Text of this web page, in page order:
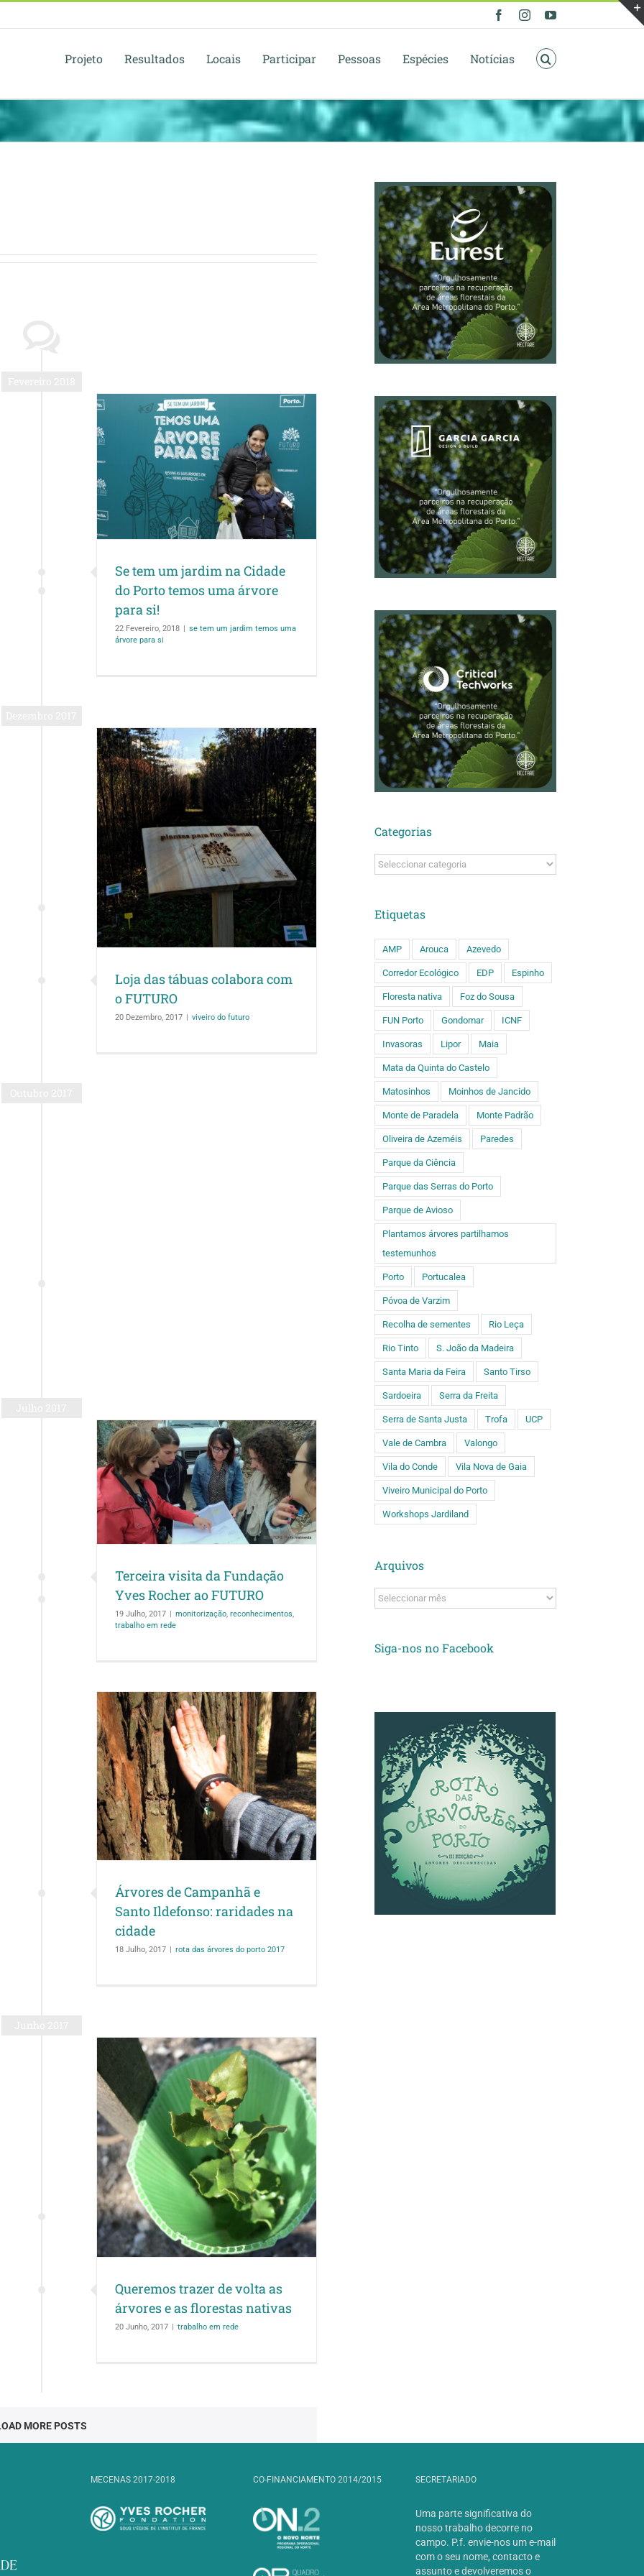
FacebookInstagramYouTube
Projeto Resultados Locais Participar Pessoas Espécies Notícias
Cidade do
para si!
árvore para si
Se tem um jardim na Cidade
do Porto temos uma árvore
para si!
22 Fevereiro, 2018
se tem um jardim temos uma
árvore para si
com o
Loja das tábuas colabora com
o FUTURO
20 Dezembro, 2017 | viveiro do futuro
Yves
Terceira visita da Fundação
Yves Rocher ao FUTURO
19 Julho, 2017 | monitorização,reconhecimentos,
trabalho em rede
Árvores de Campanhã e
Santo Ildefonso: raridades na
cidade
18 Julho, 2017 rota das árvores do porto 2017
volta as
nativas
Queremos trazer de volta as
árvores e as florestas nativas
20 Junho, 2017 | trabalho em rede
MORE POSTS
Categorias
Categorias
Etiquetas
AMP Arouca Azevedo
Corredor Ecológico EDP Espinho
Floresta nativa Foz do Sousa
FUN Porto Gondomar ICNF
Invasoras Lipor Maia
Mata da Quinta do Castelo
Matosinhos Moinhos de Jancido
Monte de Paradela Monte Padrão
Oliveira de Azeméis Paredes
Parque da Ciência
Parque das Serras do Porto
Parque de Avioso
Plantamos árvores partilhamos
testemunhos
Porto Portucalea
Póvoa de Varzim
Recolha de sementes Rio Leça
Rio Tinto S. João da Madeira
Santa Maria da Feira Santo Tirso
Sardoeira Serra da Freita
Serra de Santa Justa Trofa UCP
Vale de Cambra Valongo
Vila do Conde Vila Nova de Gaia
Viveiro Municipal do Porto
Workshops Jardiland
Arquivos
Arquivos
Siga-nos no Facebook
MECENAS 2017-2018 CO-FINANCIAMENTO 2014/2015 SECRETARIADO
Uma parte significativa do
nosso trabalho decorre no
campo. P.f. envie-nos um e-mail
com o seu nome, contacto e
assunto e devolveremos o